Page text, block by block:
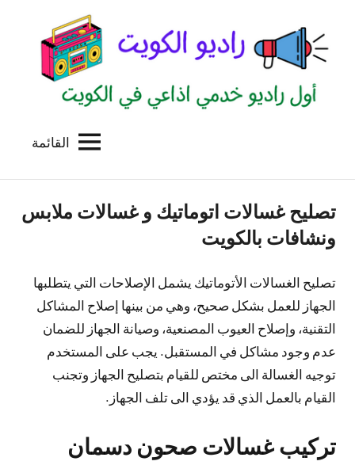
المحتوى
الكويت
للاعلانات
الخدمية
بالكويت
القائمة
تصليح غسالات اتوماتيك و غسالات ملابس
ونشافات بالكويت
تصليح الغسالات الأتوماتيك يشمل الإصلاحات التي يتطلبها
الجهاز للعمل بشكل صحيح، وهي من بينها إصلاح المشاكل
التقنية، وإصلاح العيوب المصنعية، وصيانة الجهاز للضمان
عدم وجود مشاكل في المستقبل. يجب على المستخدم
توجيه الغسالة الى مختص للقيام بتصليح الجهاز وتجنب
القيام بالعمل الذي قد يؤدي الى تلف الجهاز.
تركيب غسالات صحون دسمان